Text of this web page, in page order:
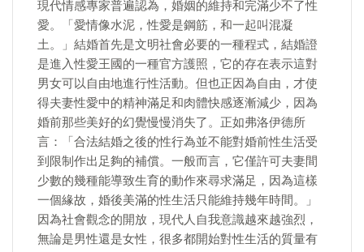
現代情感專家普遍認為，婚姻的維持和完滿少不了性
愛。「愛情像水泥，性愛是鋼筋，和一起叫混凝
土。」結婚首先是文明社會必要的一種程式，結婚證
是進入性愛王國的一種官方護照，它的存在表示這對
男女可以自由地進行性活動。但也正因為自由，才使
得夫妻性愛中的精神滿足和肉體快感逐漸減少，因為
婚前那些美好的幻覺慢慢消失了。正如弗洛伊德所
言：「合法結婚之後的性行為並不能對婚前性生活受
到限制作出足夠的補償。一般而言，它僅許可夫妻間
少數的幾種能導致生育的動作來尋求滿足，因為這樣
一個緣故，婚後美滿的性生活只能維持幾年時間。」
因為社會觀念的開放，現代人自我意識越來越強烈，
無論是男性還是女性，很多都開始對性生活的質量有